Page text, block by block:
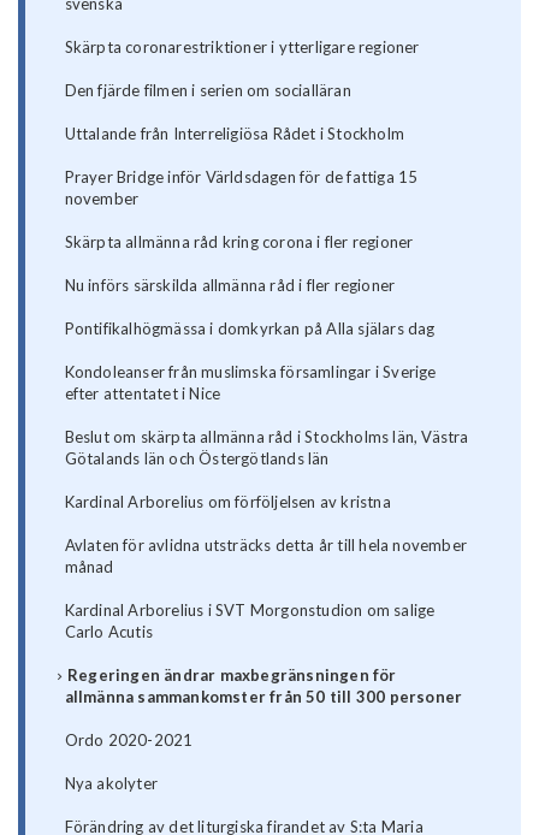
svenska
Skärpta coronarestriktioner i ytterligare regioner
Den fjärde filmen i serien om socialläran
Uttalande från Interreligiösa Rådet i Stockholm
Prayer Bridge inför Världsdagen för de fattiga 15
november
Skärpta allmänna råd kring corona i fler regioner
Nu införs särskilda allmänna råd i fler regioner
Pontifikalhögmässa i domkyrkan på Alla själars dag
Kondoleanser från muslimska församlingar i Sverige
efter attentatet i Nice
Beslut om skärpta allmänna råd i Stockholms län, Västra
Götalands län och Östergötlands län
Kardinal Arborelius om förföljelsen av kristna
Avlaten för avlidna utsträcks detta år till hela november
månad
Kardinal Arborelius i SVT Morgonstudion om salige
Carlo Acutis
Regeringen ändrar maxbegränsningen för
allmänna sammankomster från 50 till 300 personer
Ordo 2020-2021
Nya akolyter
Förändring av det liturgiska firandet av S:ta Maria